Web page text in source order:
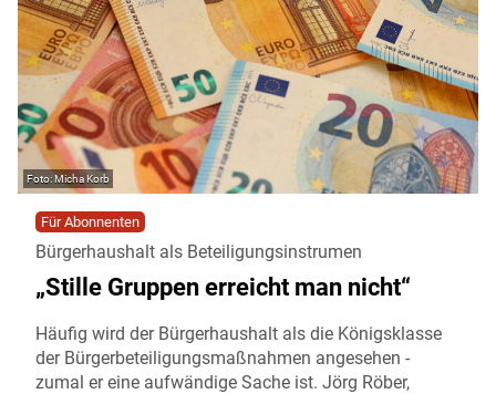
Micha Korb
Für Abonnenten
Bürgerhaushalt als Beteiligungsinstrumen
„Stille Gruppen erreicht man nicht“
Häufig wird der Bürgerhaushalt als die Königsklasse
der Bürgerbeteiligungsmaßnahmen angesehen -
zumal er eine aufwändige Sache ist. Jörg Röber,